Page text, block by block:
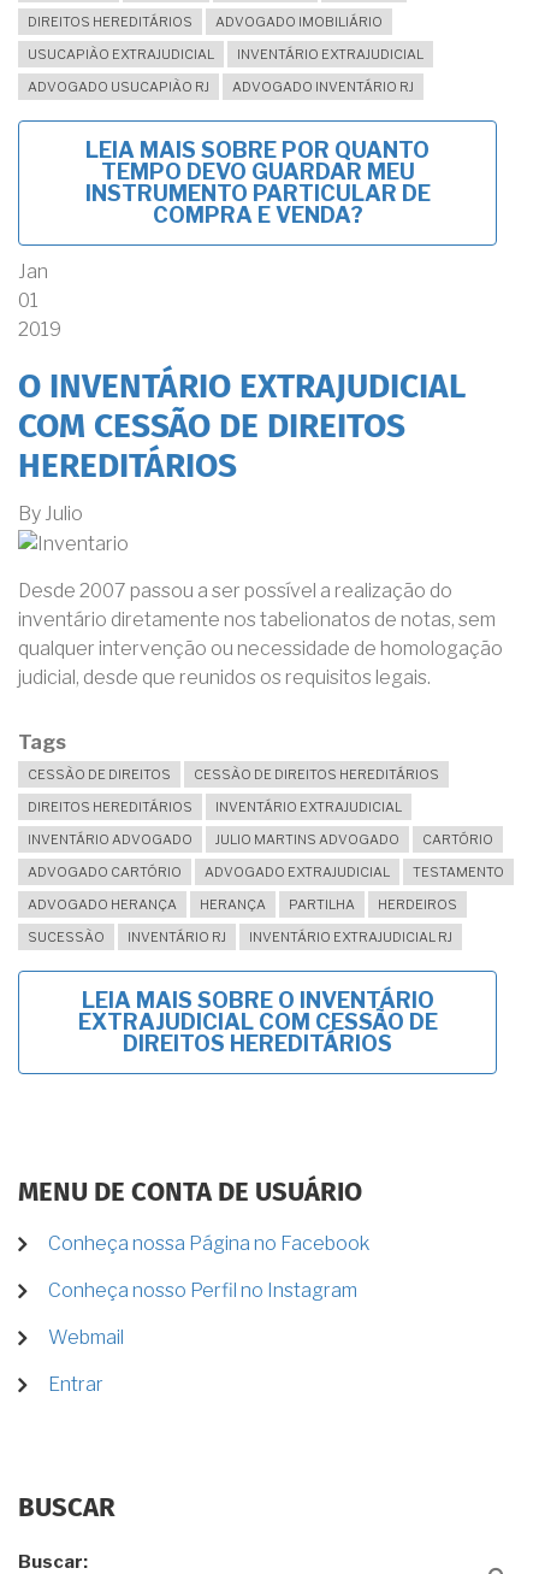
DIREITOS HEREDITÁRIOS
ADVOGADO IMOBILIÁRIO
USUCAPIÃO EXTRAJUDICIAL
INVENTÁRIO EXTRAJUDICIAL
ADVOGADO USUCAPIÃO RJ
ADVOGADO INVENTÁRIO RJ
LEIA MAIS SOBRE POR QUANTO
TEMPO DEVO GUARDAR MEU
INSTRUMENTO PARTICULAR DE
COMPRA E VENDA?
Jan
01
2019
O INVENTÁRIO EXTRAJUDICIAL
COM CESSÃO DE DIREITOS
HEREDITÁRIOS
By Julio
Desde 2007 passou a ser possível a realização do
inventário diretamente nos tabelionatos de notas, sem
qualquer intervenção ou necessidade de homologação
judicial, desde que reunidos os requisitos legais.
Tags
CESSÃO DE DIREITOS
CESSÃO DE DIREITOS HEREDITÁRIOS
DIREITOS HEREDITÁRIOS
INVENTÁRIO EXTRAJUDICIAL
INVENTÁRIO ADVOGADO
JULIO MARTINS ADVOGADO
CARTÓRIO
ADVOGADO CARTÓRIO
ADVOGADO EXTRAJUDICIAL
TESTAMENTO
ADVOGADO HERANÇA
HERANÇA PARTILHA
HERDEIROS
SUCESSÃO
INVENTÁRIO RJ INVENTÁRIO EXTRAJUDICIAL RJ
LEIA MAIS SOBRE O INVENTÁRIO
EXTRAJUDICIAL COM CESSÃO DE
DIREITOS HEREDITÁRIOS
MENU DE CONTA DE USUÁRIO
Conheça nossa Página no Facebook
Conheça nosso Perfil no Instagram
Webmail
Entrar
BUSCAR
Buscar